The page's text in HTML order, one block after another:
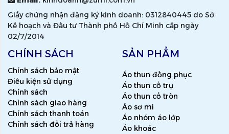
Giấy chứng nhận đăng ký kinh doanh: 0312840445 do Sở
Kế hoạch và Đầu tư Thành phố Hồ Chí Minh cấp ngày
02/7/2014
CHÍNH SÁCH
Chính sách bảo mật
Điều kiện sử dụng
Chính sách
Chính sách giao hàng
Chính sách thanh toán
Chính sách đổi trả hàng
SẢN PHẨM
Áo thun đồng phục
Áo thun cổ trụ
Áo thun cổ tròn
Áo sơ mi
Áo nhóm áo lớp
Áo khoác